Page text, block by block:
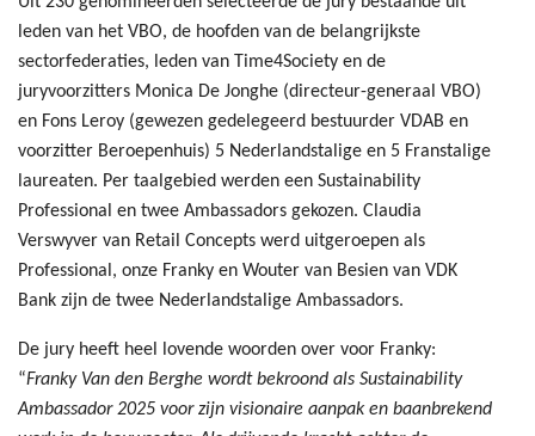
leden van het VBO, de hoofden van de belangrijkste
sectorfederaties, leden van Time4Society en de
juryvoorzitters Monica De Jonghe (directeur-generaal VBO)
en Fons Leroy (gewezen gedelegeerd bestuurder VDAB en
voorzitter Beroepenhuis) 5 Nederlandstalige en 5 Franstalige
laureaten. Per taalgebied werden een Sustainability
Professional en twee Ambassadors gekozen. Claudia
Verswyver van Retail Concepts werd uitgeroepen als
Professional, onze Franky en Wouter van Besien van VDK
Bank zijn de twee Nederlandstalige Ambassadors.
De jury heeft heel lovende woorden over voor Franky:
“Franky Van den Berghe wordt bekroond als Sustainability
Ambassador 2025 voor zijn visionaire aanpak en baanbrekend